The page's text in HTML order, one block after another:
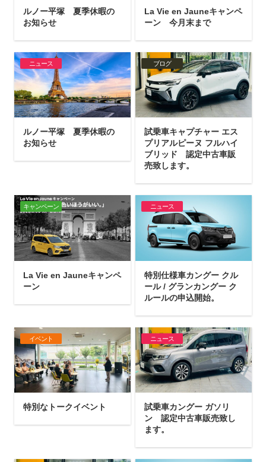
ルノー平塚 夏季休暇の
お知らせ
La Vie en Jauneキャンペ
ーン 今月末まで
ニュース
ルノー平塚 夏季休暇の
お知らせ
ブログ
試乗車キャプチャー エス
プリアルピーヌ フルハイ
ブリッド 認定中古車販
売致します。
キャンペーン
La Vie en Jauneキャンペ
ーン
ニュース
特別仕様車カングー クル
ール / グランカングー ク
ルールの申込開始。
イベント
特別なトークイベント
ニュース
試乗車カングー ガソリ
ン 認定中古車販売致し
ます。